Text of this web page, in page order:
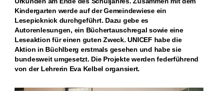
Kindergarten werde auf der Gemeindewiese ein
Lesepicknick durchgeführt. Dazu gebe es
Autorenlesungen, ein Büchertauschregal sowie eine
Leseaktion für einen guten Zweck. UNICEF habe die
Aktion in Büchlberg erstmals gesehen und habe sie
bundesweit umgesetzt. Die Projekte werden federführend
von der Lehrerin Eva Kelbel organsiert.